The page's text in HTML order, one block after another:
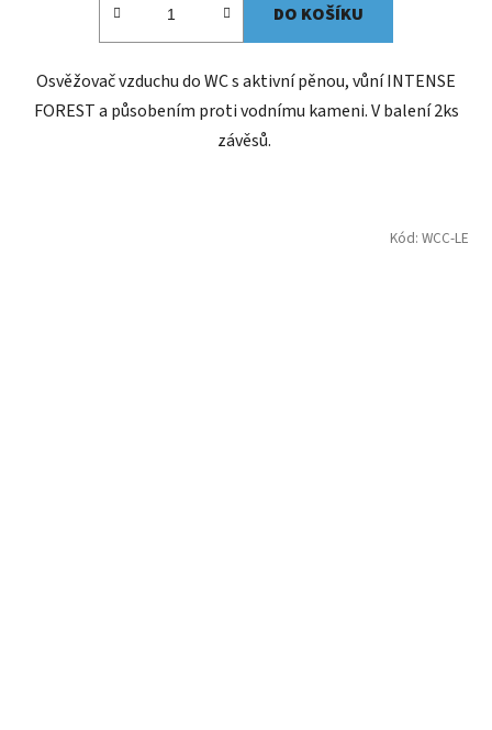
DO KOŠÍKU
Osvěžovač vzduchu do WC s aktivní pěnou, vůní INTENSE
FOREST a působením proti vodnímu kameni. V balení 2ks
závěsů.
Kód: WCC-LE